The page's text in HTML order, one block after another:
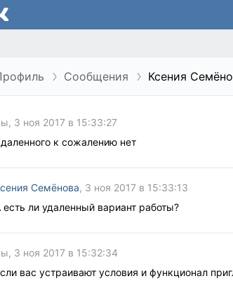
Сообщения Ксения
3 ноя 2017 в 15:33:27
к сожалению нет
Семёнова, 3 ноя 2017 в 15:33:13
есть ли удаленный вариант работы?
3 ноя 2017 в 15:32:34
вас устраивают условия и функционал